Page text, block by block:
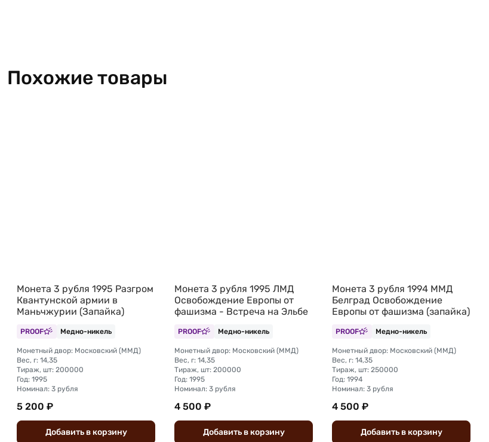
Похожие товары
Монета 3 рубля 1995 Разгром
Квантунской армии в
Маньчжурии (Запайка)
PROOF Медно-никель
Монетный двор: Московский (ММД)
Вес, г: 14,35
Тираж, шт: 200000
Год: 1995
Номинал: 3 рубля
5 200 ₽
Добавить вкорзину
Монета 3 рубля 1995 ЛМД
Освобождение Европы от
фашизма - Встреча на Эльбе
PROOF Медно-никель
Монетный двор: Московский (ММД)
Вес, г: 14,35
Тираж, шт: 200000
Год: 1995
Номинал: 3 рубля
4 500 ₽
Добавить вкорзину
Монета 3 рубля 1994 ММД
Белград Освобождение
Европы от фашизма (запайка)
PROOF Медно-никель
Монетный двор: Московский (ММД)
Вес, г: 14,35
Тираж, шт: 250000
Год: 1994
Номинал: 3 рубля
4 500 ₽
Добавить вкорзину